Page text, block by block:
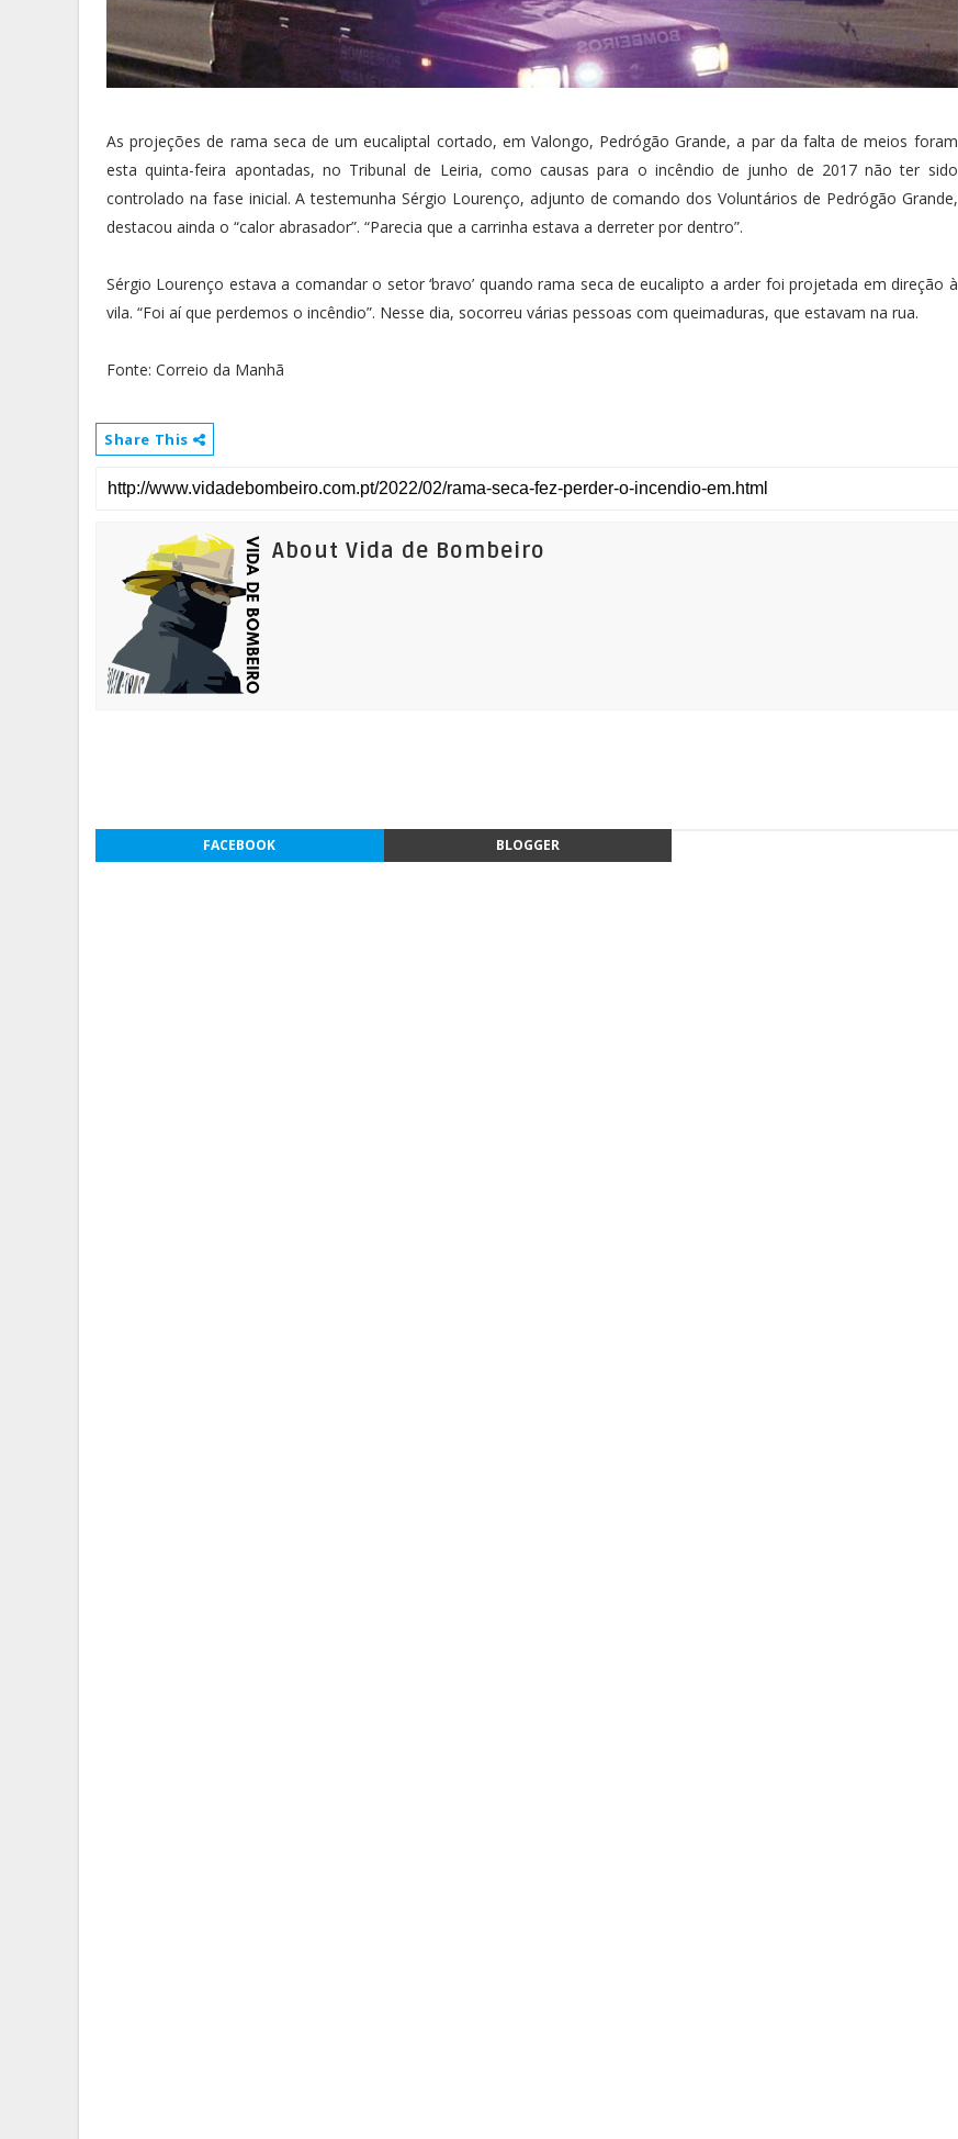
As projeções de rama seca de um eucaliptal cortado, em Valongo, Pedrógão Grande, a par da falta de meios foram
esta quinta-feira apontadas, no Tribunal de Leiria, como causas para o incêndio de junho de 2017 não ter sido
controlado na fase inicial. A testemunha Sérgio Lourenço, adjunto de comando dos Voluntários de Pedrógão Grande,
destacou ainda o “calor abrasador”. “Parecia que a carrinha estava a derreter por dentro”.
Sérgio Lourenço estava a comandar o setor ‘bravo’ quando rama seca de eucalipto a arder foi projetada em direção à
vila. “Foi aí que perdemos o incêndio”. Nesse dia, socorreu várias pessoas com queimaduras, que estavam na rua.
Fonte: Correio da Manhã
Share This
About Vida de Bombeiro
FACEBOOK BLOGGER